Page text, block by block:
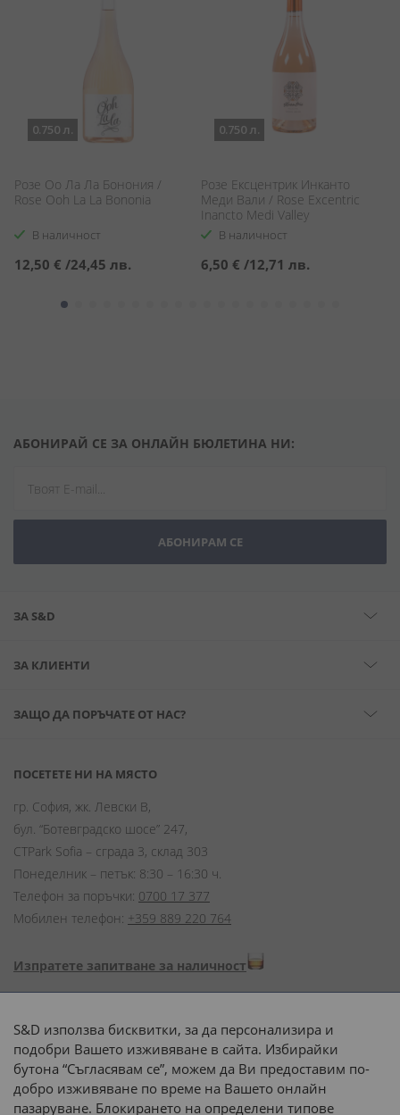
0.750 л.
Розе Оо Ла Ла Бонония /
Rose Ooh La La Bononia
В наличност
12,50 € /24,45 лв.
0.750 л.
Розе Ексцентрик Инканто
Меди Вали / Rose Excentric
Inancto Medi Valley
В наличност
6,50 € /12,71 лв.
АБОНИРАЙ СЕ ЗА ОНЛАЙН БЮЛЕТИНА НИ:
АБОНИРАМ СЕ
ЗА S&D
ЗА КЛИЕНТИ
ЗАЩО ДА ПОРЪЧАТЕ ОТ НАС?
ПОСЕТЕТЕ НИ НА МЯСТО
гр. София, жк. Левски В,
бул. “Ботевградско шосе” 247,
CTPark Sofia – сграда 3, склад 303
Понеделник – петък: 8:30 – 16:30 ч.
Телефон за поръчки: 0700 17 377
Мобилен телефон: +359 889 220 764
Изпратете запитване за наличност
Начини на плащане:
S&D използва бисквитки, за да персонализира и
подобри Вашето изживяване в сайта. Избирайки
бутона “Съгласявам се”, можем да Ви предоставим по-
добро изживяване по време на Вашето онлайн
пазаруване. Блокирането на определени типове